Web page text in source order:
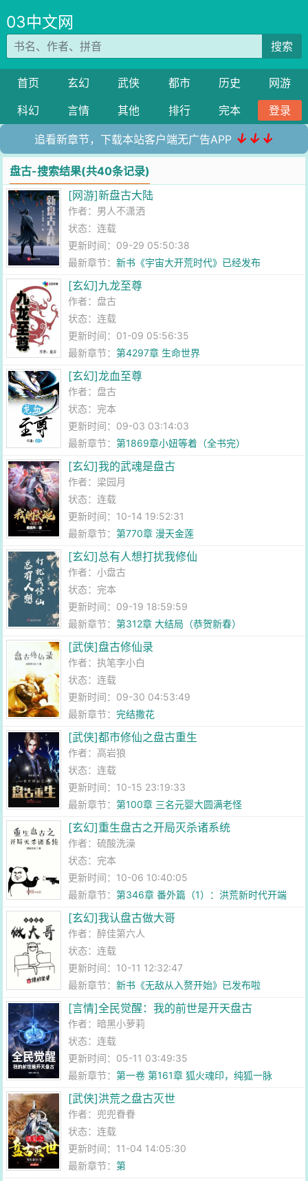
03中文网
搜索
首页 玄幻 武侠 都市 历史
网游
科幻
言情 其他 排行 完本 登录
追看新章节，下载本站客户端无广告APP ↓↓↓
盘古-搜索结果(共40条记录)
[网游]新盘古大陆
作者： 男人不潇洒
状态：连载
更新时间：09-29 05:50:38
最新章节：新书《宇宙大开荒时代》已经发布
[玄幻]九龙至尊
作者：盘古
状态：连载
更新时间：01-09 05:56:35
最新章节：第4297章 生命世界
[玄幻]龙血至尊
作者：盘古
状态：完本
更新时间：09-03 03:14:03
最新章节：第1869章小妞等着（全书完）
[玄幻]我的武魂是盘古
作者： 梁园月
状态：连载
更新时间：10-14 19:52:31
最新章节：第770章 漫天金莲
[玄幻]总有人想打扰我修仙
作者： 小盘古
状态：完本
更新时间：09-19 18:59:59
最新章节：第312章 大结局（恭贺新春）
[武侠]盘古修仙录
作者：执笔李小白
状态：连载
更新时间：09-30 04:53:49
最新章节：完结撒花
[武侠]都市修仙之盘古重生
作者： 高岩狼
状态：连载
更新时间：10-15 23:19:33
最新章节：第100章 三名元婴大圆满老怪
[玄幻]重生盘古之开局灭杀诸系统
作者：硫酸洗澡
状态：完本
更新时间：10-06 10:40:05
最新章节：第346章 番外篇（1）：洪荒新时代开端
[玄幻]我认盘古做大哥
作者：醉佳第六人
状态：连载
更新时间：10-11 12:32:47
最新章节：新书《无敌从入赘开始》已发布啦
[言情]全民觉醒：我的前世是开天盘古
作者： 暗黑小萝莉
状态：连载
更新时间：05-11 03:49:35
最新章节：第一卷 第161章 狐火魂印，纯狐一脉
[武侠]洪荒之盘古灭世
作者： 兜兜眷眷
状态：连载
更新时间：11-04 14:05:30
最新章节：第